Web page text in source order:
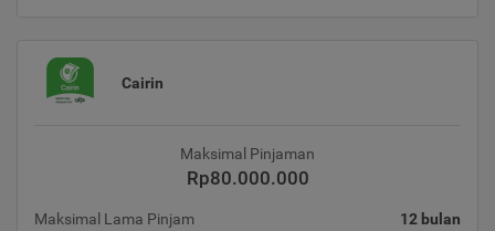
Cairin
Maksimal Pinjaman
Rp80.000.000
Maksimal Lama Pinjam 12 bulan